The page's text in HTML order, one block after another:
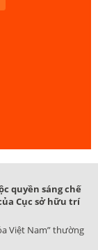
quyền sáng chế
Cục sở hữu trí
Việt Nam” thường